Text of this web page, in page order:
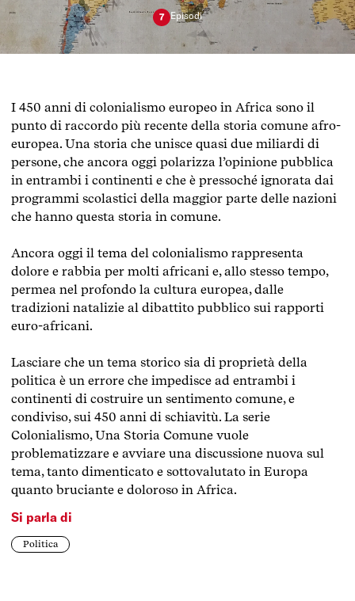
7 Episodi
I 450 anni di colonialismo europeo in Africa sono il
punto di raccordo più recente della storia comune afro-
europea. Una storia che unisce quasi due miliardi di
persone, che ancora oggi polarizza l’opinione pubblica
in entrambi i continenti e che è pressoché ignorata dai
programmi scolastici della maggior parte delle nazioni
che hanno questa storia in comune.
Ancora oggi il tema del colonialismo rappresenta
dolore e rabbia per molti africani e, allo stesso tempo,
permea nel profondo la cultura europea, dalle
tradizioni natalizie al dibattito pubblico sui rapporti
euro-africani.
Lasciare che un tema storico sia di proprietà della
politica è un errore che impedisce ad entrambi i
continenti di costruire un sentimento comune, e
condiviso, sui 450 anni di schiavitù. La serie
Colonialismo, Una Storia Comune vuole
problematizzare e avviare una discussione nuova sul
tema, tanto dimenticato e sottovalutato in Europa
quanto bruciante e doloroso in Africa.
Si parla di
Politica